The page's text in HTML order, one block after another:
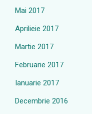
Mai 2017
Aprilieie 2017
Martie 2017
Februarie 2017
Ianuarie 2017
Decembrie 2016